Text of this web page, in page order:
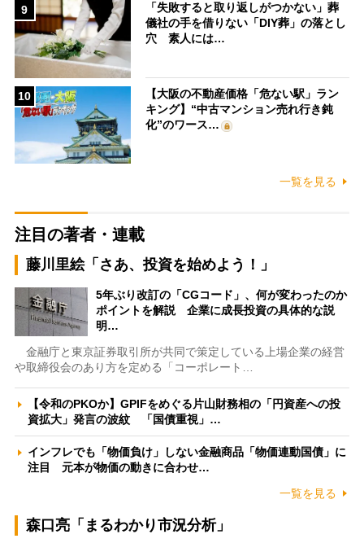
9
「失敗すると取り返しがつかない」葬
儀社の手を借りない「DIY葬」の落とし
穴 素人には…
10
【大阪の不動産価格「危ない駅」ラン
キング】“中古マンション売れ行き鈍
化”のワース…
一覧を見る
注目の著者・連載
藤川里絵「さあ、投資を始めよう！」
5年ぶり改訂の「CGコード」、何が変わったのか
ポイントを解説 企業に成長投資の具体的な説
明…
金融庁と東京証券取引所が共同で策定している上場企業の経営
や取締役会のあり方を定める「コーポレート…
【令和のPKOか】GPIFをめぐる片山財務相の「円資産への投
資拡大」発言の波紋 「国債重視」…
インフレでも「物価負け」しない金融商品「物価連動国債」に
注目 元本が物価の動きに合わせ…
一覧を見る
森口亮「まるわかり市況分析」